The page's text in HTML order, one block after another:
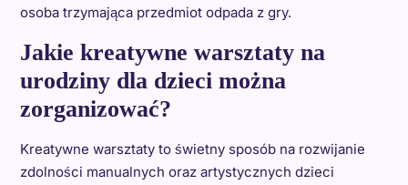
osoba trzymająca przedmiot odpada z gry.
Jakie kreatywne warsztaty na
urodziny dla dzieci można
zorganizować?
Kreatywne warsztaty to świetny sposób na rozwijanie
zdolności manualnych oraz artystycznych dzieci